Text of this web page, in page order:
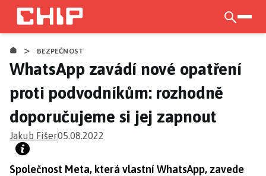
Přejít
hlavnímu
obsahu
> BEZPEČNOST
WhatsApp zavádí nové opatření
proti podvodníkům: rozhodně
doporučujeme si jej zapnout
Jakub Fišer05.08.2022
Společnost Meta, která vlastní WhatsApp, zavede